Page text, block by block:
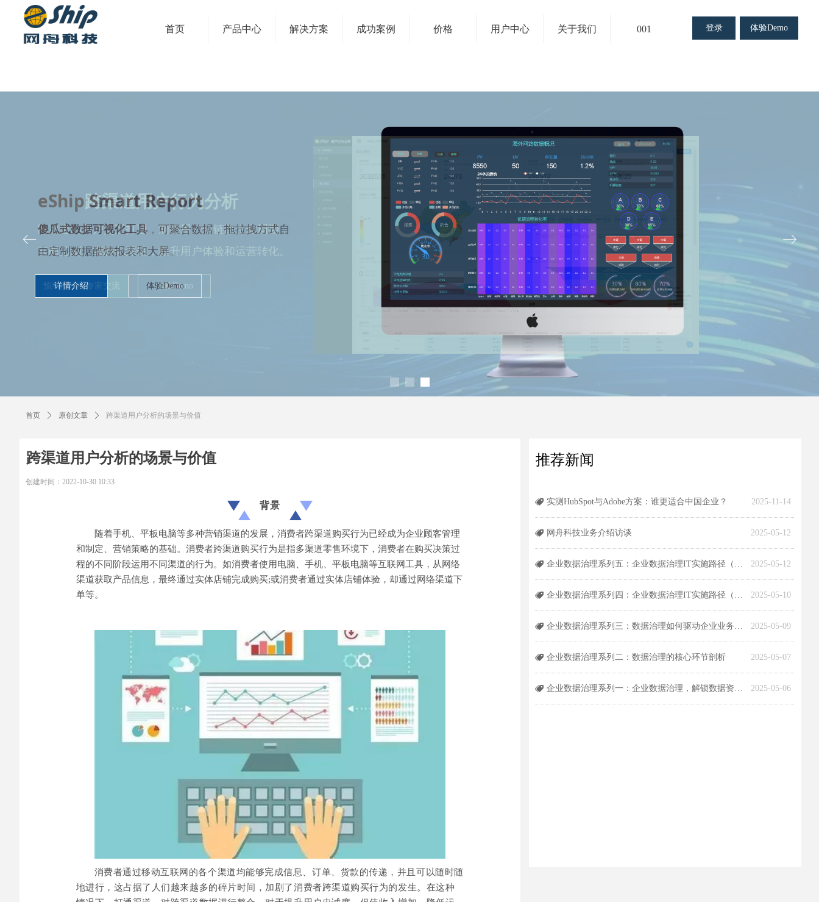
体验Demo
首页 产品中心 解决方案 成功案例 价格 用户中心 关于我们 001 登录
首页 ꄲ 原创文章 ꄲ 跨渠道用户分析的场景与价值
跨渠道用户分析的场景与价值
背景
随着手机、平板电脑等多种营销渠道的发展，消费者跨渠道购买行为已经成为企业顾客管理
和制定、营销策略的基础。消费者跨渠道购买行为是指多渠道零售环境下，消费者在购买决策过
程的不同阶段运用不同渠道的行为。如消费者使用电脑、手机、平板电脑等互联网工具，从网络
渠道获取产品信息，最终通过实体店铺完成购买;或消费者通过实体店铺体验，却通过网络渠道下
单等。
消费者通过移动互联网的各个渠道均能够完成信息、订单、货款的传递，并且可以随时随
地进行，这占据了人们越来越多的碎片时间，加剧了消费者跨渠道购买行为的发生。在这种
创建时间： 2022-10-30 10:33
推荐新闻
2025-11-14
뀄 实测HubSpot与Adobe方案：谁更适合中国企业？
2025-05-12
뀄 网舟科技业务介绍访谈
2025-05-12
뀄 企业数据治理系列五：企业数据治理IT实施路径（下）
2025-05-10
뀄 企业数据治理系列四：企业数据治理IT实施路径（上）
2025-05-09
뀄 企业数据治理系列三：数据治理如何驱动企业业务创新发展
2025-05-07
뀄 企业数据治理系列二：数据治理的核心环节剖析
2025-05-06
뀄 企业数据治理系列一：企业数据治理，解锁数据资产价值
eShip Smart Report
傻瓜式数据可视化工具 ，可聚合数据，拖拉拽方式自
由定制数据酷炫报表和大屏。
详情介绍 体验Demo
ꂃ ꁹ